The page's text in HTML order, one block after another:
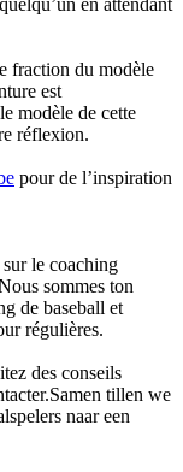
en attendant
fraction du modèle
est
modèle de cette
réflexion.
pour de l’inspiration
sur le coaching
sommes ton
de baseball et
régulières.
des conseils
tillen we
naar een